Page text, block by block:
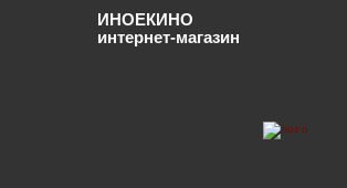
ИНОЕКИНО
интернет-магазин